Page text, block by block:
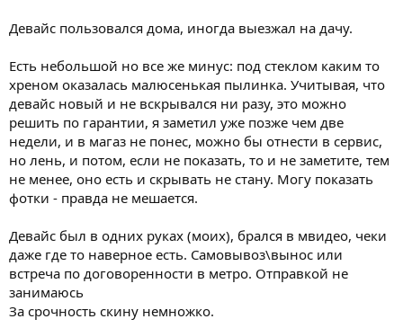
Девайс пользовался дома, иногда выезжал на дачу.
Есть небольшой но все же минус: под стеклом каким то
хреном оказалась малюсенькая пылинка. Учитывая, что
девайс новый и не вскрывался ни разу, это можно
решить по гарантии, я заметил уже позже чем две
недели, и в магаз не понес, можно бы отнести в сервис,
но лень, и потом, если не показать, то и не заметите, тем
не менее, оно есть и скрывать не стану. Могу показать
фотки - правда не мешается.
Девайс был в одних руках (моих), брался в мвидео, чеки
даже где то наверное есть. Самовывоз\вынос или
встреча по договоренности в метро. Отправкой не
занимаюсь
За срочность скину немножко.